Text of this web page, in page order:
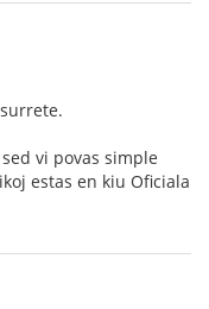
vi povas simple
estas en kiu Oficiala